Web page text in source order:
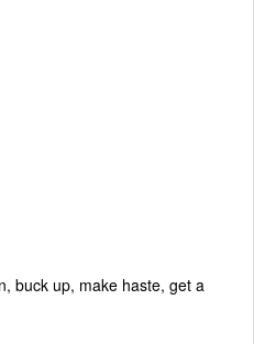
buck up, make haste, get a